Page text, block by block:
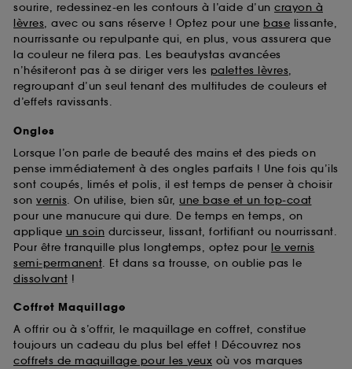
sourire, redessinez-en les contours à l’aide d’un crayon à
lèvres, avec ou sans réserve ! Optez pour une base lissante,
nourrissante ou repulpante qui, en plus, vous assurera que
la couleur ne filera pas. Les beautystas avancées
n’hésiteront pas à se diriger vers les palettes lèvres,
regroupant d’un seul tenant des multitudes de couleurs et
d’effets ravissants.
Ongles
Lorsque l’on parle de beauté des mains et des pieds on
pense immédiatement à des ongles parfaits ! Une fois qu’ils
sont coupés, limés et polis, il est temps de penser à choisir
son vernis. On utilise, bien sûr, une base et un top-coat
pour une manucure qui dure. De temps en temps, on
applique un soin durcisseur, lissant, fortifiant ou nourrissant.
Pour être tranquille plus longtemps, optez pour le vernis
semi-permanent. Et dans sa trousse, on oublie pas le
dissolvant !
Coffret Maquillage
A offrir ou à s’offrir, le maquillage en coffret, constitue
toujours un cadeau du plus bel effet ! Découvrez nos
coffrets de maquillage pour les yeux où vos marques